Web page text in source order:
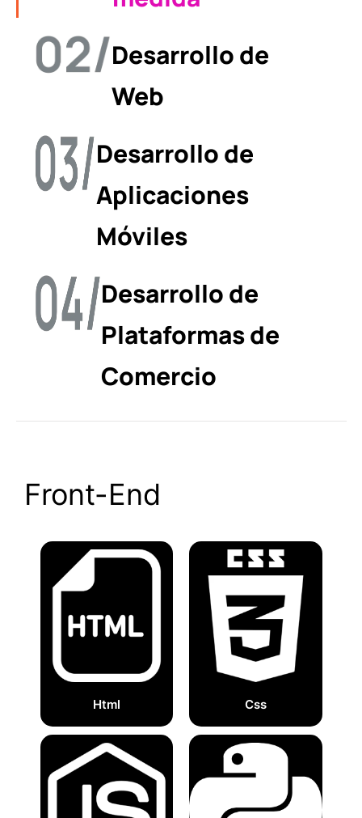
Desarrollo de
Web
Desarrollo de
Aplicaciones
Móviles
Desarrollo de
Plataformas de
Comercio
Front-End
Html Css